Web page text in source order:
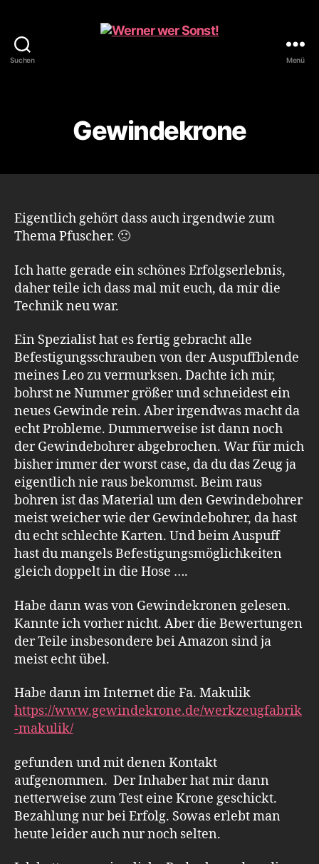
Suchen Menü
Gewindekrone
Eigentlich gehört dass auch irgendwie zum
Thema Pfuscher. 🙁
Ich hatte gerade ein schönes Erfolgserlebnis,
daher teile ich dass mal mit euch, da mir die
Technik neu war.
Ein Spezialist hat es fertig gebracht alle
Befestigungsschrauben von der Auspuffblende
meines Leo zu vermurksen. Dachte ich mir,
bohrst ne Nummer größer und schneidest ein
neues Gewinde rein. Aber irgendwas macht da
echt Probleme. Dummerweise ist dann noch
der Gewindebohrer abgebrochen. War für mich
bisher immer der worst case, da du das Zeug ja
eigentlich nie raus bekommst. Beim raus
bohren ist das Material um den Gewindebohrer
meist weicher wie der Gewindebohrer, da hast
du echt schlechte Karten. Und beim Auspuff
hast du mangels Befestigungsmöglichkeiten
gleich doppelt in die Hose ….
Habe dann was von Gewindekronen gelesen.
Kannte ich vorher nicht. Aber die Bewertungen
der Teile insbesondere bei Amazon sind ja
meist echt übel.
Habe dann im Internet die Fa. Makulik
https://www.gewindekrone.de/werkzeugfabrik
-makulik/
gefunden und mit denen Kontakt
aufgenommen. Der Inhaber hat mir dann
netterweise zum Test eine Krone geschickt.
Bezahlung nur bei Erfolg. Sowas erlebt man
heute leider auch nur noch selten.